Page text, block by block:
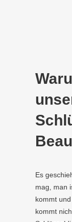
Es
mag, man
kommt
kommt